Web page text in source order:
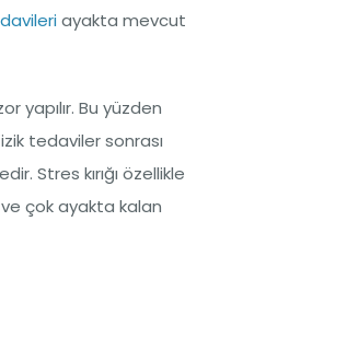
ayakta mevcut
yapılır. Bu yüzden
tedaviler sonrası
Stres kırığı özellikle
çok ayakta kalan